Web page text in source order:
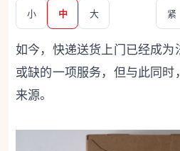
小 中 大 紧
如今，快递送货上门已经成为
或缺的一项服务，但与此同时
来源。